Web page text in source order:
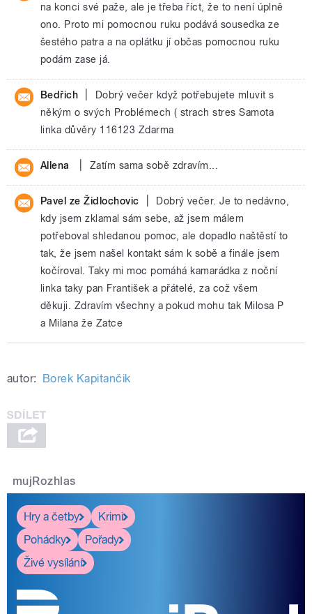
na konci své paže, ale je třeba říct, že to není úplně
ono. Proto mi pomocnou ruku podává sousedka ze
šestého patra a na oplátku jí občas pomocnou ruku
podám zase já.
Bedřich
Dobrý večer když potřebujete mluvit s
někým o svých Problémech ( strach stres Samota
linka důvěry 116123 Zdarma
Allena Zatím sama sobě zdravím...
Pavel ze Židlochovic
Dobrý večer. Je to nedávno,
kdy jsem zklamal sám sebe, až jsem málem
potřeboval shledanou pomoc, ale dopadlo naštěstí to
tak, že jsem našel kontakt sám k sobě a finále jsem
kočíroval. Taky mi moc pomáhá kamarádka z noční
linka taky pan František a přátelé, za což všem
děkuji. Zdravím všechny a pokud mohu tak Milosa P
a Milana že Zatce
autor: Borek Kapitančik
mujRozhlas
Hry a četby
Krimi
Pohádky
Pořady
Živé vysílání